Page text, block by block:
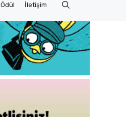
Ödül İletişim